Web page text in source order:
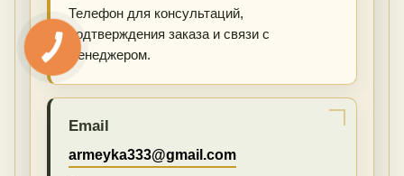
Телефон для консультаций,
подтверждения заказа и связи с
менеджером.
Email
armeyka333@gmail.com